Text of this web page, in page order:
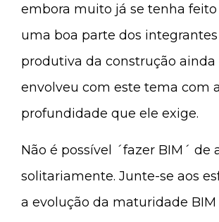
embora muito já se tenha feito
uma boa parte dos
produtiva da construção ainda
envolveu com este tema com a
profundidade que ele exige.
Não é possível ´fazer BIM´ de
solitariamente. Junte-se aos
a evolução da maturidade BIM